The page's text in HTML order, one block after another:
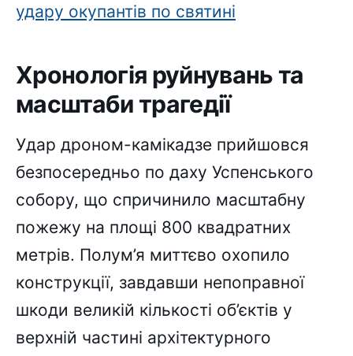
удару окупантів по святині
Хронологія руйнувань та
масштаби трагедії
Удар дроном-камікадзе прийшовся
безпосередньо по даху Успенського
собору, що спричинило масштабну
пожежу на площі 800 квадратних
метрів. Полум’я миттєво охопило
конструкції, завдавши непоправної
шкоди великій кількості об’єктів у
верхній частині архітектурного